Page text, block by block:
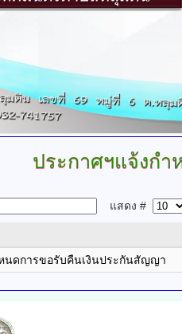
ประกาศฯแจ้งก
แสดง #
หนดการขอรับคืนเงินประกันสัญญา